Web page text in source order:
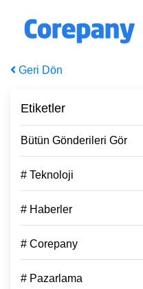
Geri Dön
Etiketler
Bütün Gönderileri Gör
# Teknoloji
# Haberler
# Corepany
# Pazarlama